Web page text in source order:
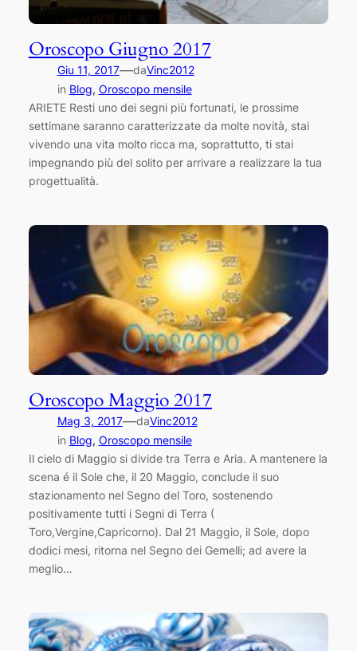
Oroscopo Giugno 2017
Giu 11, 2017—daVinc2012
in Blog, Oroscopo mensile
ARIETE Resti uno dei segni più fortunati, le prossime
settimane saranno caratterizzate da molte novità, stai
vivendo una vita molto ricca ma, soprattutto, ti stai
impegnando più del solito per arrivare a realizzare la tua
progettualità.
Oroscopo Maggio 2017
Mag 3, 2017—daVinc2012
in Blog, Oroscopo mensile
Il cielo di Maggio si divide tra Terra e Aria. A mantenere la
scena é il Sole che, il 20 Maggio, conclude il suo
stazionamento nel Segno del Toro, sostenendo
positivamente tutti i Segni di Terra (
Toro,Vergine,Capricorno). Dal 21 Maggio, il Sole, dopo
dodici mesi, ritorna nel Segno dei Gemelli; ad avere la
meglio…